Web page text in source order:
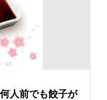
、しっかり食べ
。
人前でも餃子が